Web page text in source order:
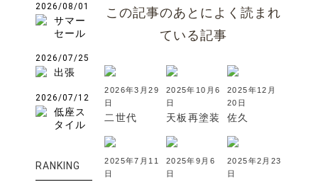
この記事のあとによく読まれ
ている記事
2026年3月29
日
二世代
2025年10月6
日
天板再塗装
2025年12月
20日
佐久
2025年7月11
日
2025年9月6
日
2025年2月23
日
2026/08/01
サマー
セール
2026/07/25
出張
2026/07/12
低座ス
タイル
RANKING